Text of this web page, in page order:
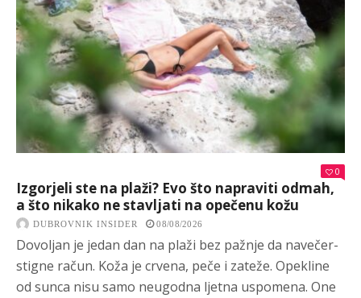
0
Izgorjeli ste na plaži? Evo što napraviti odmah,
a što nikako ne stavljati na opečenu kožu
DUBROVNIK INSIDER 08/08/2026
Dovoljan je jedan dan na plaži bez pažnje da navečer-
stigne račun. Koža je crvena, peče i zateže. Opekline
od sunca nisu samo neugodna ljetna uspomena. One